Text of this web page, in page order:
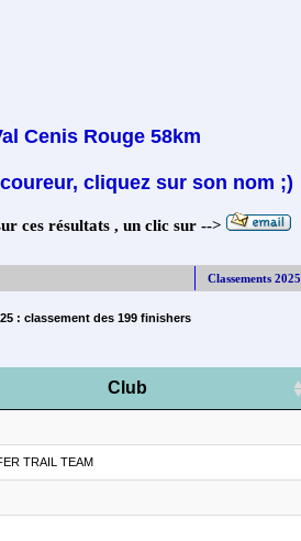
Cenis Rouge 58km
cliquez sur son nom ;)
ces résultats , un clic sur -->
Classements 2025
: classement des 199 finishers
Club
TRAIL TEAM